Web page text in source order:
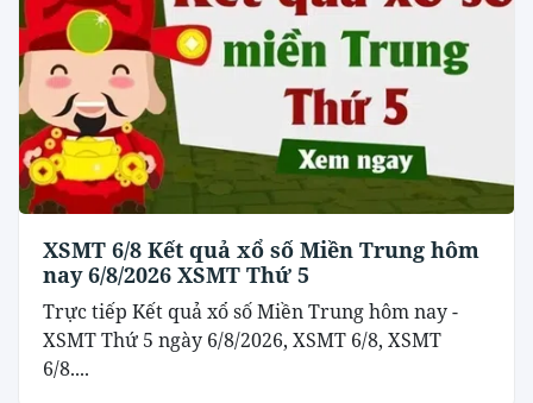
XSMT 6/8 Kết quả xổ số Miền Trung hôm
nay 6/8/2026 XSMT Thứ 5
Trực tiếp Kết quả xổ số Miền Trung hôm nay -
XSMT Thứ 5 ngày 6/8/2026, XSMT 6/8, XSMT
6/8....